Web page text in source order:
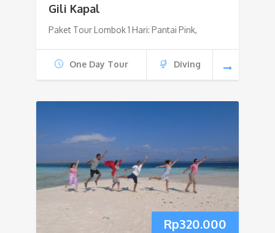
Gili Kapal
Paket Tour Lombok 1 Hari: Pantai Pink,
One Day Tour Diving
Rp320.000